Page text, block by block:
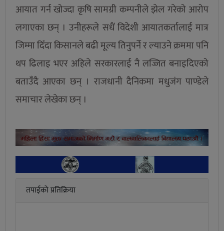
आयात गर्न खोज्दा कृषि सामग्री कम्पनीले झेल गरेको आरोप
लगाएका छन् । उनीहरूले सधैं विदेशी आयातकर्तालाई मात्र
जिम्मा दिँदा किसानले बढी मूल्य तिनुपर्ने र ल्याउने क्रममा पनि
थप ढिलाइ भएर अहिले सरकारलाई नै लज्जित बनाइदिएको
बताउँदै आएका छन् । राजधानी दैनिकमा मधुजंग पाण्डेले
समाचार लेखेका छन् ।
तपाईको प्रतिक्रिया